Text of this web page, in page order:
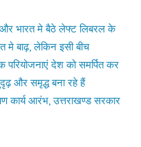
और भारत मे बैठे लेफ्ट लिबरल के
मे बाढ़, लेकिन इसी बीच
परियोजनाएं देश को समर्पित कर
और समृद्ध बना रहे हैं
कार्य आरंभ, उत्तराखण्ड सरकार